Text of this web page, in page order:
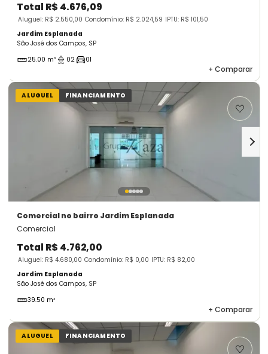
Total R$ 4.676,09
Aluguel: R$ 2.550,00 Condomínio: R$ 2.024,59 IPTU: R$ 101,50
Jardim Esplanada
São José dos Campos, SP
25.00 m²
02 01
+ Comparar
ALUGUEL FINANCIAMENTO
Comercialno bairro Jardim Esplanada
Comercial
Total R$ 4.762,00
Aluguel: R$ 4.680,00 Condomínio: R$ 0,00 IPTU: R$ 82,00
Jardim Esplanada
São José dos Campos, SP
39.50 m²
+ Comparar
ALUGUEL FINANCIAMENTO